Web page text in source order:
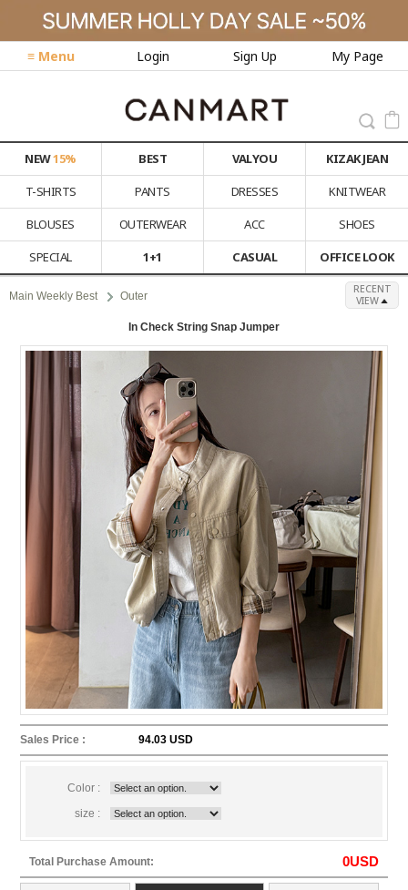
≡ Menu Login Sign Up My Page
NEW15% BEST VALYOU
KIZAK JEAN
T-SHIRTS
PANTS DRESSES
KNITWEAR
BLOUSES
OUTERWEAR ACC
SHOES
SPECIAL
1+1 CASUAL OFFICE LOOK
Main Weekly Best Outer
RECENT
VIEW
In Check String Snap Jumper
Sales Price : 94.03 USD
Color :
size :
Total Purchase Amount: 0USD